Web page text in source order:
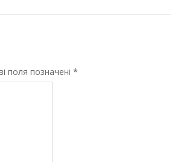
поля позначені *